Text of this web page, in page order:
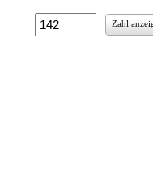
Zahl